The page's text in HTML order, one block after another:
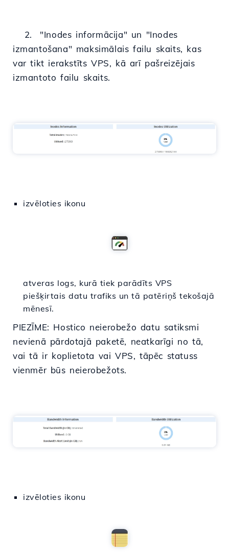
2. "Inodes informācija" un "Inodes
izmantošana" maksimālais failu skaits, kas
var tikt ierakstīts VPS, kā arī pašreizējais
izmantoto failu skaits.
izvēloties ikonu
atveras logs, kurā tiek parādīts VPS
piešķirtais datu trafiks un tā patēriņš tekošajā
mēnesī.
PIEZĪME: Hostico neierobežo datu satiksmi
nevienā pārdotajā paketē, neatkarīgi no tā,
vai tā ir koplietota vai VPS, tāpēc statuss
vienmēr būs neierobežots.
izvēloties ikonu